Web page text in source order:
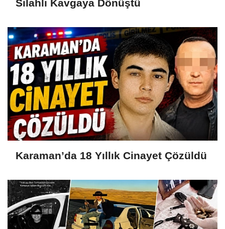
Silahlı Kavgaya Dönüştü
Karaman’da 18 Yıllık Cinayet Çözüldü